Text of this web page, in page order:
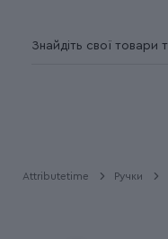
Attributetime Ручки